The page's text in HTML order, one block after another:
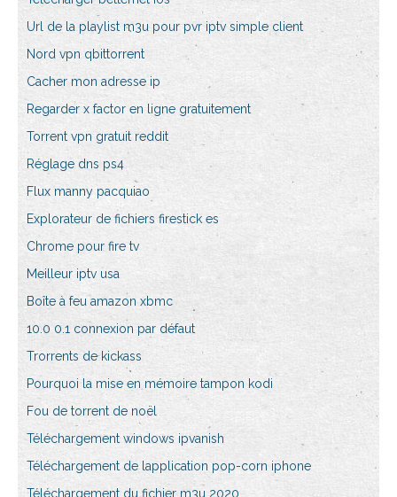
Url de la playlist m3u pour pvr iptv simple client
Nord vpn qbittorrent
Cacher mon adresse ip
Regarder x factor en ligne gratuitement
Torrent vpn gratuit reddit
Réglage dns ps4
Flux manny pacquiao
Explorateur de fichiers firestick es
Chrome pour fire tv
Meilleur iptv usa
Boîte à feu amazon xbmc
10.0 0.1 connexion par défaut
Trorrents de kickass
Pourquoi la mise en mémoire tampon kodi
Fou de torrent de noël
Téléchargement windows ipvanish
Téléchargement de lapplication pop-corn iphone
Téléchargement du fichier m3u 2020